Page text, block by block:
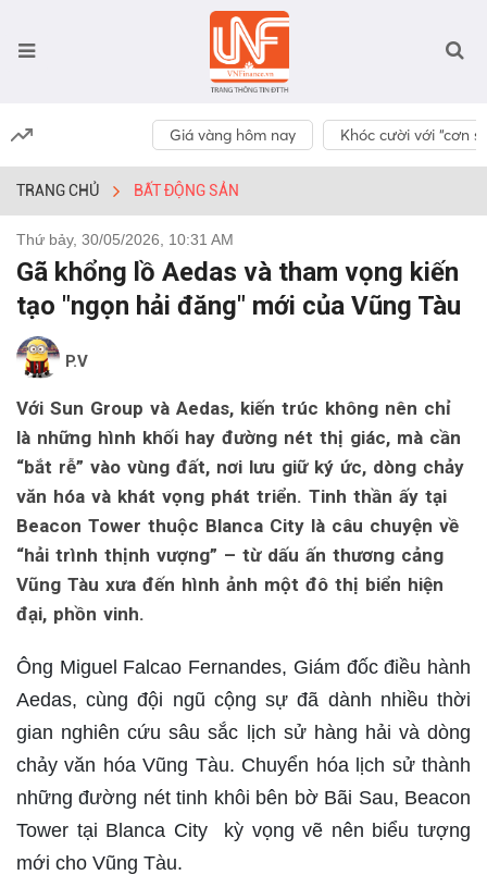
Giá vàng hôm nay Khóc cười với “cơn
TRANG CHỦ BẤT ĐỘNG SẢN
Thứ bảy, 30/05/2026, 10:31 AM
Gã khổng lồ Aedas và tham vọng kiến
tạo "ngọn hải đăng" mới của Vũng Tàu
P.V
Với Sun Group và Aedas, kiến trúc không nên chỉ
là những hình khối hay đường nét thị giác, mà cần
“bắt rễ” vào vùng đất, nơi lưu giữ ký ức, dòng chảy
văn hóa và khát vọng phát triển. Tinh thần ấy tại
Beacon Tower thuộc Blanca City là câu chuyện về
“hải trình thịnh vượng” – từ dấu ấn thương cảng
Vũng Tàu xưa đến hình ảnh một đô thị biển hiện
đại, phồn vinh.
Ông Miguel Falcao Fernandes, Giám đốc điều hành
Aedas, cùng đội ngũ cộng sự đã dành nhiều thời
gian nghiên cứu sâu sắc lịch sử hàng hải và dòng
chảy văn hóa Vũng Tàu. Chuyển hóa lịch sử thành
những đường nét tinh khôi bên bờ Bãi Sau, Beacon
Tower tại Blanca City kỳ vọng vẽ nên biểu tượng
mới cho Vũng Tàu.